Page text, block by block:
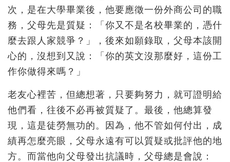
次，是在大學畢業後，他要應徵一份外商公司的職
務，父母先是質疑：「你又不是名校畢業的，憑什
麼去跟人家競爭？」，後來如願錄取，父母本該開
心的，沒想到又說：「你的英文沒那麼好，這份工
作你做得來嗎？」
老友心裡苦，但總想著，只要夠努力，就可證明給
他們看，往後不必再被質疑了。最後，他總算發
現，這是徒勞無功的。因為，他不管如何付出，成
績再怎麼亮眼，父母永遠有可以質疑或批評他的地
方。而當他向父母發出抗議時，父母總是會說：